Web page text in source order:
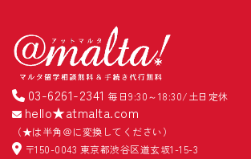
03-6261-2341 毎日9:30～18:30/土日定休
hello★atmalta.com
（★は半角＠に変換してください）
〒150-0043 東京都渋谷区道玄坂1-15-3